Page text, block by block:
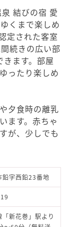
結びの宿 愛
くまで楽しめ
定された客室
続きの広い部
ます。部屋
ったり楽しめ
夕食時の離乳
ます。赤ちゃ
が、少しでも
鉛字西鉛23番地
「新花巻」駅より